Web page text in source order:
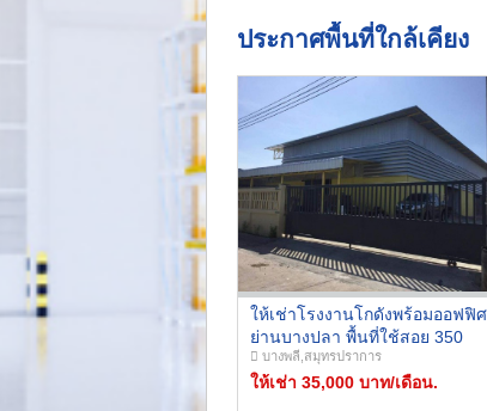
ประกาศพื้นที่ใกล้เคียง
ให้เช่าโรงงานโกดังพร้อมออฟฟิศ
ย่านบางปลา พื้นที่ใช้สอย 350
ตรม เข้าออกแพรกษา บางปู
บางนา-ตราด เทพารักษ์ ใกล้
บางพลี,สมุทรปราการ
ให้เช่า 35,000 บาท/เดือน.